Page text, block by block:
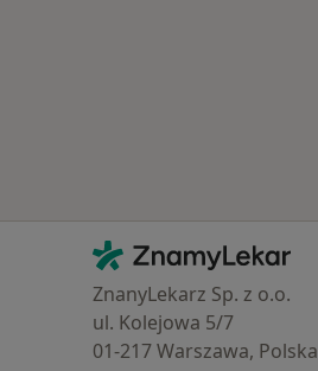
Kontakt
ZnamyLekar - Hlavní stránka
ZnanyLekarz Sp. z o.o.
ul. Kolejowa 5/7
01-217 Warszawa, Polska